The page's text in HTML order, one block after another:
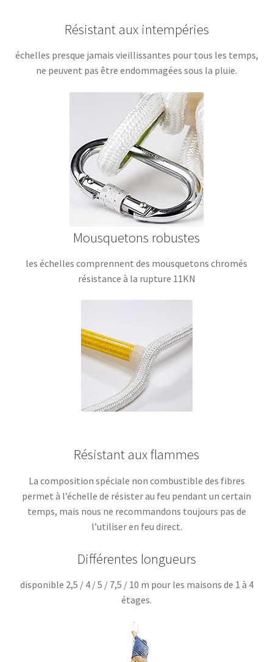
Résistant aux intempéries
échelles presque jamais vieillissantes pour tous les temps,
ne peuvent pas être endommagées sous la pluie.
Mousquetons robustes
les échelles comprennent des mousquetons chromés
résistance à la rupture 11KN
Résistant aux flammes
La composition spéciale non combustible des fibres
permet à l’échelle de résister au feu pendant un certain
temps, mais nous ne recommandons toujours pas de
l’utiliser en feu direct.
Différentes longueurs
disponible 2,5 / 4 / 5 / 7,5 / 10 m pour les maisons de 1 à 4
étages.